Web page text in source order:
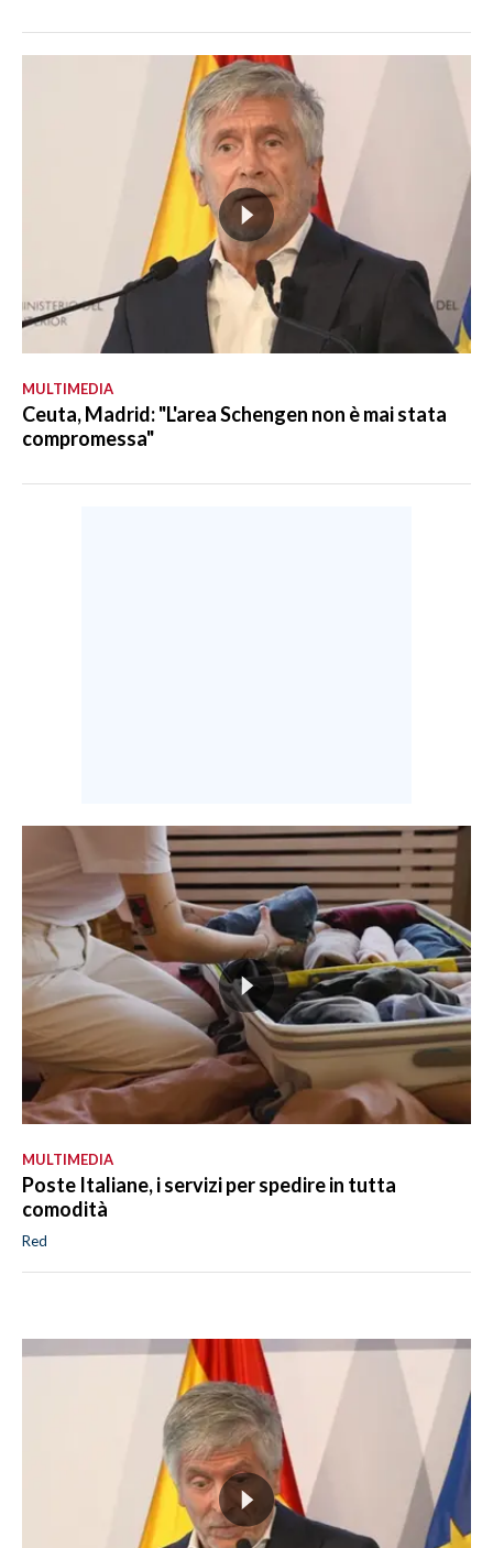
MULTIMEDIA
Ceuta, Madrid: "L'area Schengen non è mai stata
compromessa"
MULTIMEDIA
Poste Italiane, i servizi per spedire in tutta
comodità
Red